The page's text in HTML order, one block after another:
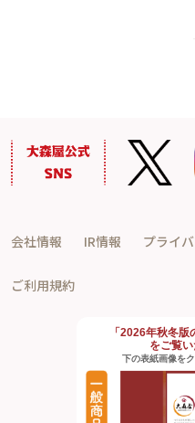
会社情報 IR情報 プライ
ご利用規約
「2026年秋冬版
をご覧い
下の表紙画像を